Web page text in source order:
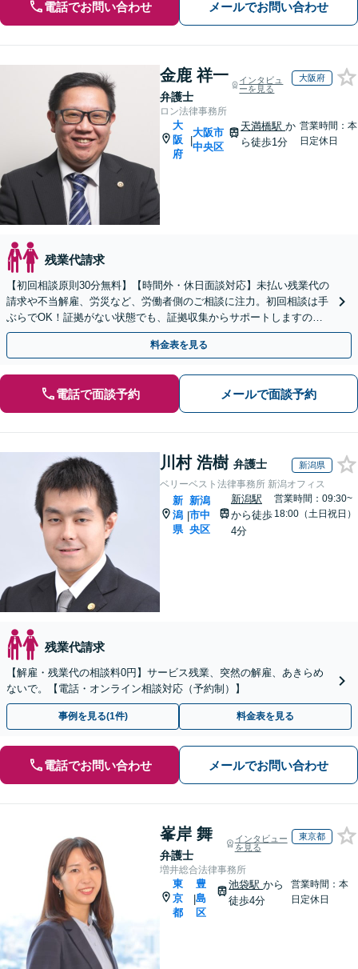
電話でお問い合わせ メールでお問い合わせ
金鹿 祥一
弁護士
インタビュ
ーを見る
大阪府
ロン法律事務所
大
阪
府
|
大阪市
中央区
天満橋駅か
ら徒歩1分
営業時間：本
日定休日
残業代請求
【初回相談原則30分無料】【時間外・休日面談対応】未払い残業代の
請求や不当解雇、労災など、労働者側のご相談に注力。初回相談は手
ぶらでOK！証拠がない状態でも、証拠収集からサポートしますの
で、まずはお気軽にご相談ください。【天満橋駅1分】
料金表を見る
電話で面談予約 メールで面談予約
川村 浩樹 弁護士 新潟県
ベリーベスト法律事務所 新潟オフィス
新
潟
県
|
新潟
市中
央区
新潟駅
から徒歩
4分
営業時間：09:30~
18:00（土日祝日）
残業代請求
【解雇・残業代の相談料0円】サービス残業、突然の解雇、あきらめ
ないで。【電話・オンライン相談対応（予約制）】
事例を見る(1件) 料金表を見る
電話でお問い合わせ メールでお問い合わせ
峯岸 舞
弁護士
インタビュー
を見る
東京都
増井総合法律事務所
東
京
都
|
豊
島
区
池袋駅から
徒歩4分
営業時間：本
日定休日